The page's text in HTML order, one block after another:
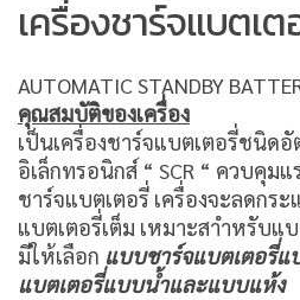
เครื่องชาร์จแบตเต
AUTOMATIC STANDBY
คุณสมบัติของเครื่อง
เป็นเครื่องชาร์จแบตเตอรี่ชนิดอั
อิเล็กทรอนิกส์ “ SCR “ ควบคุม
ชาร์จแบตเตอรี่ เครื่องจะลดกระ
แบตเตอรี่เต็ม เหมาะสาำหรับแ
มีให้เลือก แบบชาร์จแบตเตอรี่แ
แบตเตอรี่แบบน้ำและแบบแห้ง